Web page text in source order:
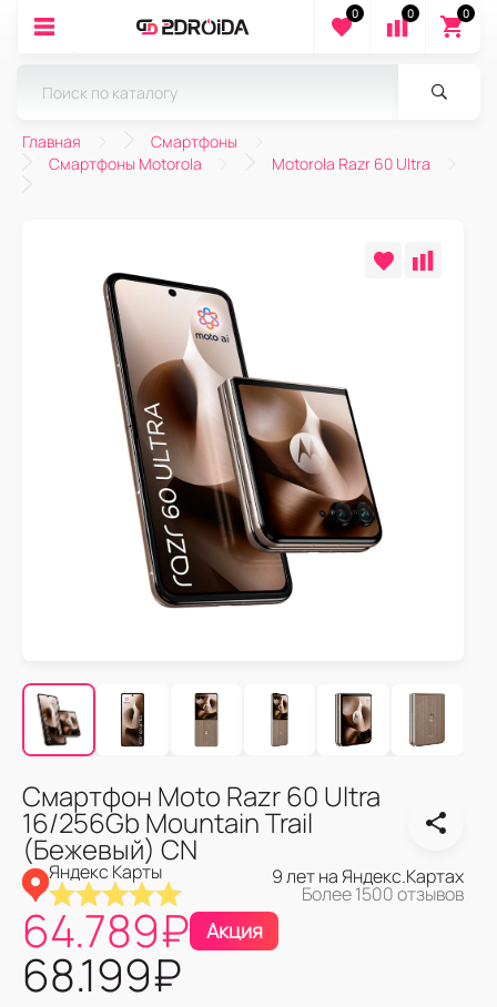
0 0 0
Главная
Смартфоны
Смартфоны Motorola
Motorola Razr 60 Ultra
Смартфон Moto Razr 60 Ultra
16/256Gb Mountain Trail
(Бежевый) CN
Яндекс Карты 9 лет на Яндекс.Картах
Более 1500 отзывов
64.789₽ Акция
68.199₽